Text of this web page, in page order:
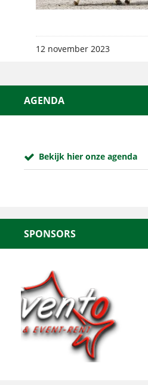
12 november 2023
AGENDA
Bekijk hier onze agenda
SPONSORS